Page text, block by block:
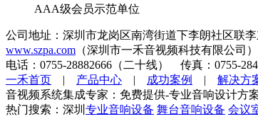
AAA级会员示范单位
公司地址：深圳市龙岗区南湾街道下李朗社区联
www.szpa.com （深圳市一禾音视频科技有限公司
电话：0755-28882666（二十线） 传真：0755-
一禾首页 | 产品中心 | 成功案例 | 解决方
音视频系统集成专家：免费提供-专业音响设计方
热门搜索：深圳 专业音响设备 舞台音响设备 会议